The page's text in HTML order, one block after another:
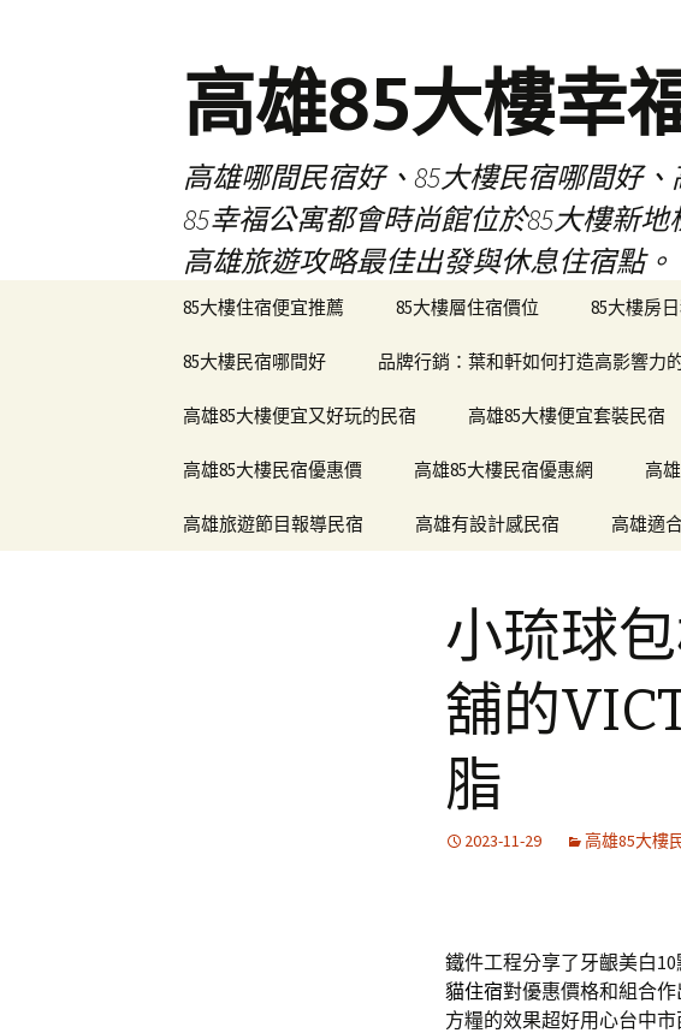
高雄85大樓幸
高雄哪間民宿好、85大樓民宿哪間好
85幸福公寓都會時尚館位於85大樓新
高雄旅遊攻略最佳出發與休息住宿點。
85大樓住宿便宜推薦 85大樓層住宿價位 85大樓房
85大樓民宿哪間好 品牌行銷：葉和軒如何打造高影響力
高雄85大樓便宜又好玩的民宿 高雄85大樓便宜套裝民宿
高雄85大樓民宿優惠價 高雄85大樓民宿優惠網 高
高雄旅遊節目報導民宿 高雄有設計感民宿 高雄適
小琉球
舖的
脂
2023-11-29 高雄85大樓
鐵件工程分享了牙齦美白10
貓住宿對優惠價格和組合
方糧的效果超好用心台中